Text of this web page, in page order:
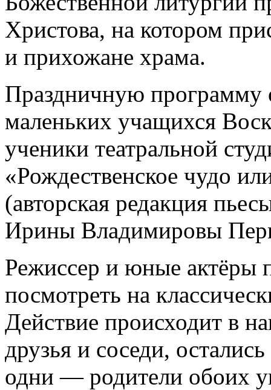
Христова, на котором
и прихожане храма.
Праздничную программу
маленьких учащихся
ученики театральной
«Рождественское чудо
(авторская редакция
Ирины Владимировы
Режиссер и юные актёры
посмотреть на
Действие происходит
друзья и соседи,
одни — родители обоих